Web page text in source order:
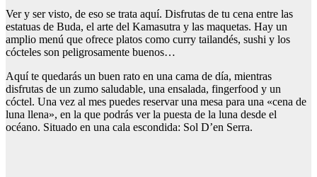
Ver y ser visto, de eso se trata aquí. Disfrutas de tu cena entre las
estatuas de Buda, el arte del Kamasutra y las maquetas. Hay un
amplio menú que ofrece platos como curry tailandés, sushi y los
cócteles son peligrosamente buenos…
Aquí te quedarás un buen rato en una cama de día, mientras
disfrutas de un zumo saludable, una ensalada, fingerfood y un
cóctel. Una vez al mes puedes reservar una mesa para una «cena de
luna llena», en la que podrás ver la puesta de la luna desde el
océano. Situado en una cala escondida: Sol D’en Serra.